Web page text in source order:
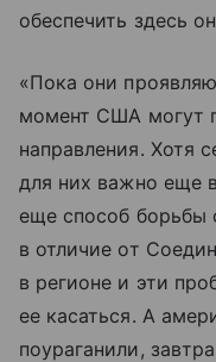
обеспечить здесь
«Пока они
момент США могут
направления. Хотя
для них важно еще
еще способ борьбы
в отличие от
в регионе и эти
ее касаться. А
поураганили,